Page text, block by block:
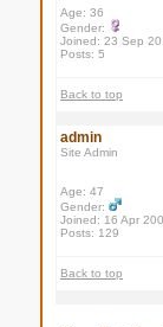
Age: 36
Gender:
Joined: 23 Sep
Posts: 5
Back to top
admin
Site Admin
Age: 47
Gender:
Joined: 16 Apr
Posts: 129
Back to top